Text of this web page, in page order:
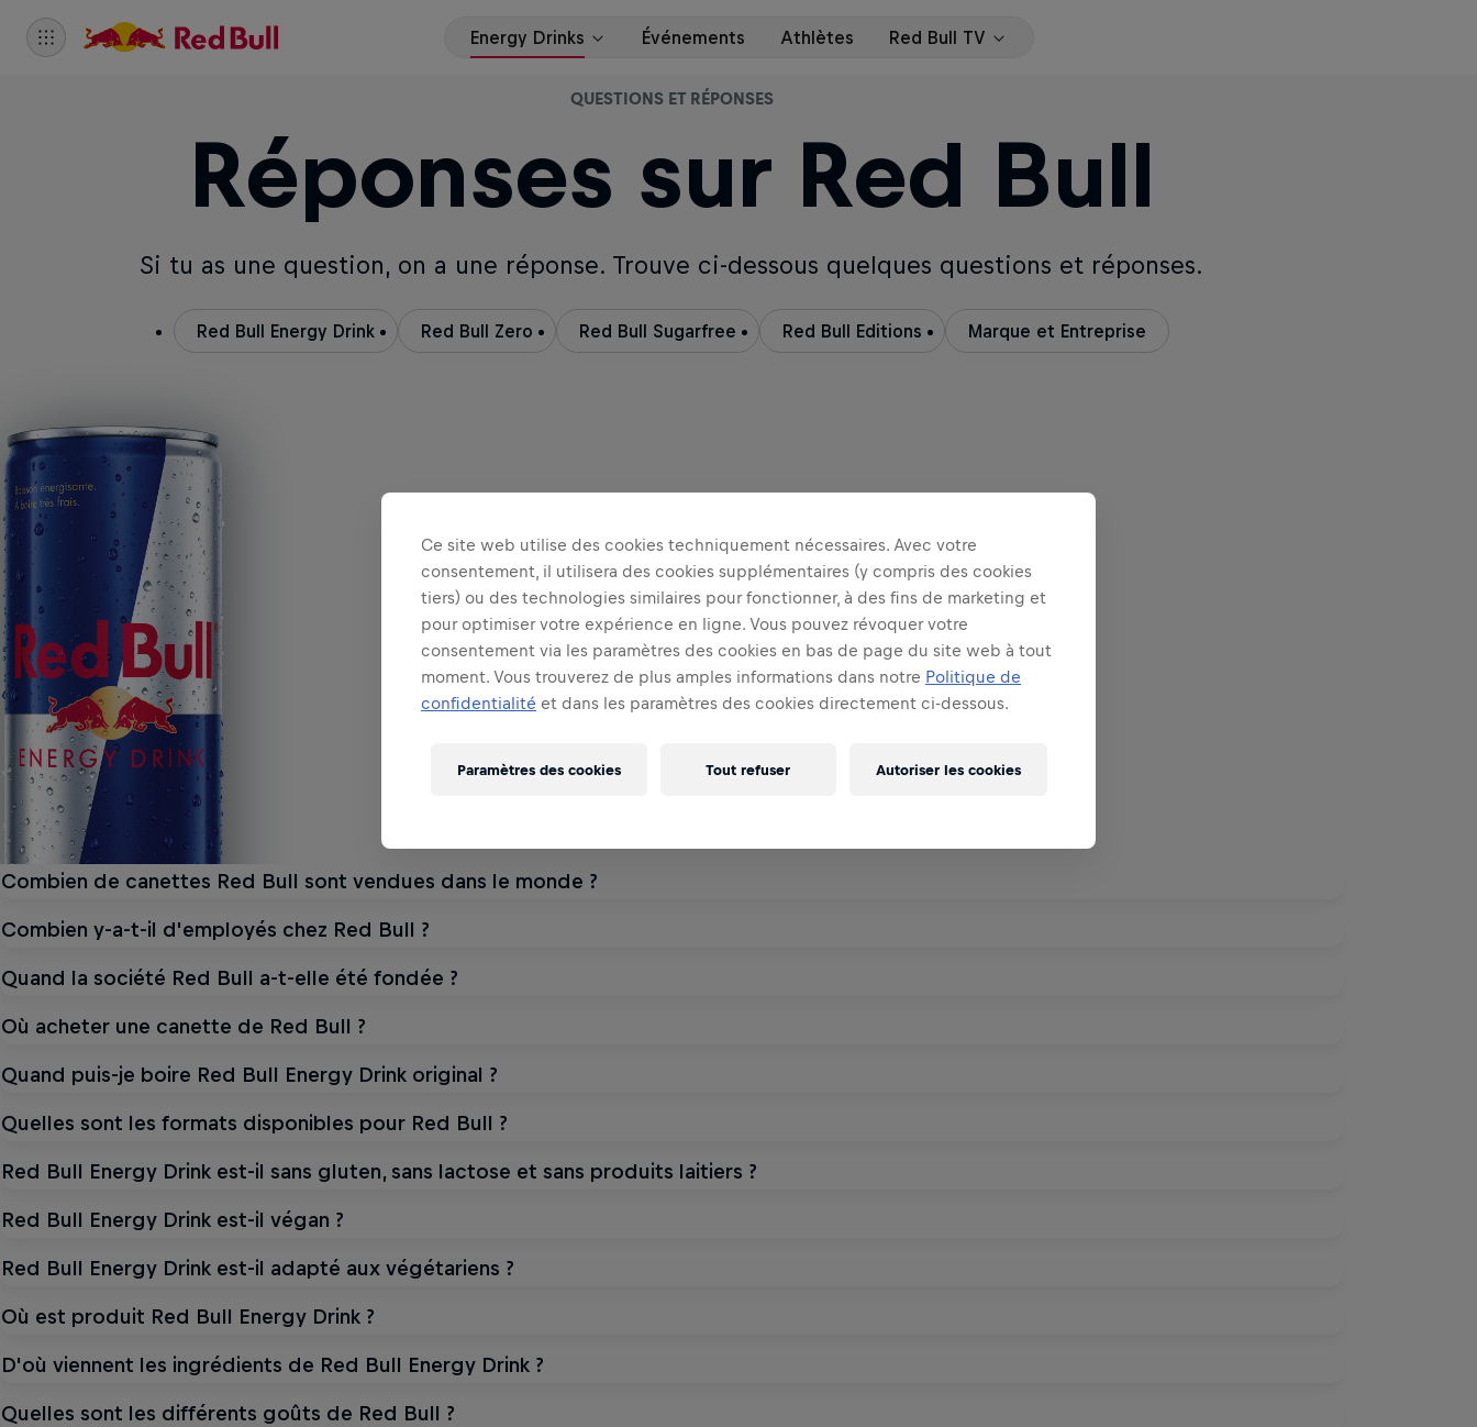
QUESTIONS ET RÉPONSES
Réponses sur Red Bull
Si tu as une question, on a une réponse. Trouve ci-dessous quelques questions et réponses.
Red Bull Energy Drink Red Bull Zero Red Bull Sugarfree Red Bull Editions Marque et Entreprise
Combien de canettes Red Bull sont vendues dans le monde ?
Combien y-a-t-il d'employés chez Red Bull ?
Quand la société Red Bull a-t-elle été fondée ?
Où acheter une canette de Red Bull ?
Quand puis-je boire Red Bull Energy Drink original ?
Quelles sont les formats disponibles pour Red Bull ?
Red Bull Energy Drink est-il sans gluten, sans lactose et sans produits laitiers ?
Red Bull Energy Drink est-il végan ?
Red Bull Energy Drink est-il adapté aux végétariens ?
Où est produit Red Bull Energy Drink ?
D'où viennent les ingrédients de Red Bull Energy Drink ?
Quelles sont les différents goûts de Red Bull ?
Ce site web utilise des cookies techniquement nécessaires. Avec votre
consentement, il utilisera des cookies supplémentaires (y compris des cookies
tiers) ou des technologies similaires pour fonctionner, à des fins de marketing et
pour optimiser votre expérience en ligne. Vous pouvez révoquer votre
consentement via les paramètres des cookies en bas de page du site web à tout
moment. Vous trouverez de plus amples informations dans notre Politique de
confidentialité et dans les paramètres des cookies directement ci-dessous.
Paramètres des cookies Tout refuser Autoriser les cookies